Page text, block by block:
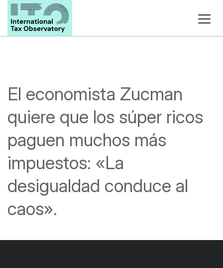
El economista Zucman
quiere que los súper ricos
paguen muchos más
impuestos: «La
desigualdad conduce al
caos».